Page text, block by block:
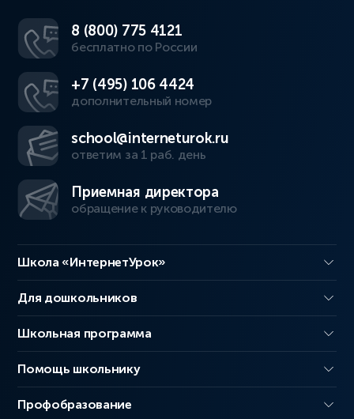
8 (800) 775 4121
бесплатно по России
+7 (495) 106 4424
дополнительный номер
school@interneturok.ru
ответим за 1 раб. день
Приемная директора
обращение к руководителю
Школа «ИнтернетУрок»
Для дошкольников
Школьная программа
Помощь школьнику
Профобразование